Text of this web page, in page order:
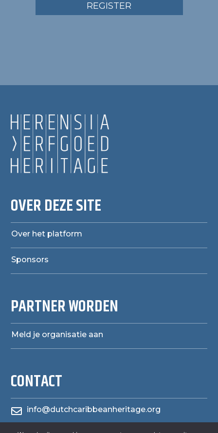
REGISTER
OVER DEZE SITE
Over het platform
Sponsors
PARTNER WORDEN
Meld je organisatie aan
CONTACT
 info@dutchcaribbeanheritage.org